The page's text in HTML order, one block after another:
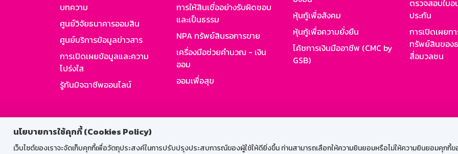
นโยบายการใช้คุกกี้ (Cookies Policy)
เว็บไซต์ของเราจะจัดเก็บคุกกี้เพื่อวัตถุประสงค์ในการปรับปรุงประสบการณ์ของผู้ใช้ให้ดียิ่งขึ้น ท่านสามารถเลือกให้ความยินยอมหรือไม่ให้ความยินยอมคุกกี้ข
บทความ
ศูนย์วิจัยธนาคารออมสิน
ศูนย์บริการข้อมูลข่าวสาร
การเปิดเผยข้อมูลและความ
โปร่งใส
รู้ทันมิจฉาชีพออนไลน์
การให้สินเชื่ออย่างรับผิดชอบ
และเป็นธรรม
NPA ทรัพย์สินรอการขาย
เครื่องมือช่วยคำนวณ - เงิน
ออม
ออมเพื่อสุข
หุ้นกู้เพื่อสังคม
หุ้นกู้เพื่อความยั่งยืน
โค้ชการเงินมืออาชีพ (CMC by
GSB)
ตรวจสอบใบ
ประกัน
การเปิดเผยก
ทรัพย์สินของ
สื่อมวลชน